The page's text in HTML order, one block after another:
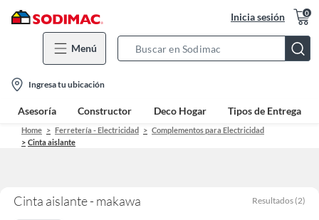
Inicia sesión 0
Menú
Bar
location-
icon
Ingresa tu ubicación
Asesoría Constructor Deco Hogar Tipos de Entrega
Home Ferretería - Electricidad
Complementos para Electricidad
Cinta aislante
Cinta aislante - makawa Resultados (2)